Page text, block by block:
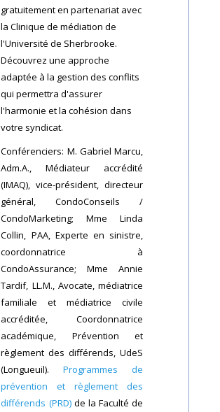
gratuitement en partenariat avec
la Clinique de médiation de
l'Université de Sherbrooke.
Découvrez une approche
adaptée à la gestion des conflits
qui permettra d'assurer
l'harmonie et la cohésion dans
votre syndicat.
Conférenciers: M. Gabriel Marcu,
Adm.A., Médiateur accrédité
(IMAQ), vice-président, directeur
général, CondoConseils /
CondoMarketing; Mme Linda
Collin, PAA, Experte en sinistre,
coordonnatrice à
CondoAssurance; Mme Annie
Tardif, LL.M., Avocate, médiatrice
familiale et médiatrice civile
accréditée, Coordonnatrice
académique, Prévention et
règlement des différends, UdeS
(Longueuil).Programmes de
prévention et règlement des
différends (PRD)de la Faculté de